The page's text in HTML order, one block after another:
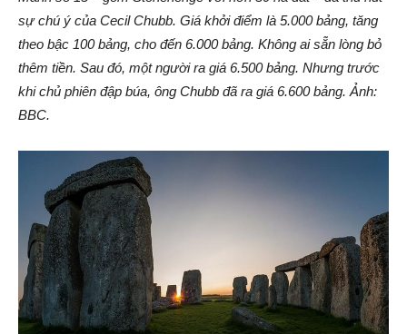
sự chú ý của Cecil Chubb. Giá khởi điểm là 5.000 bảng, tăng
theo bậc 100 bảng, cho đến 6.000 bảng. Không ai sẵn lòng bỏ
thêm tiền. Sau đó, một người ra giá 6.500 bảng. Nhưng trước
khi chủ phiên đập búa, ông Chubb đã ra giá 6.600 bảng. Ảnh:
BBC.